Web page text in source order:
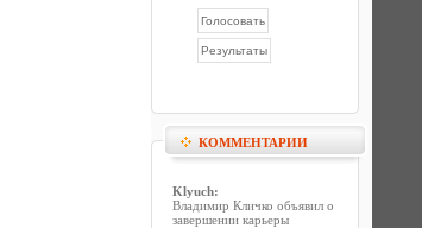
КОММЕНТАРИИ
Klyuch:
Владимир Кличко объявил о
завершении карьеры